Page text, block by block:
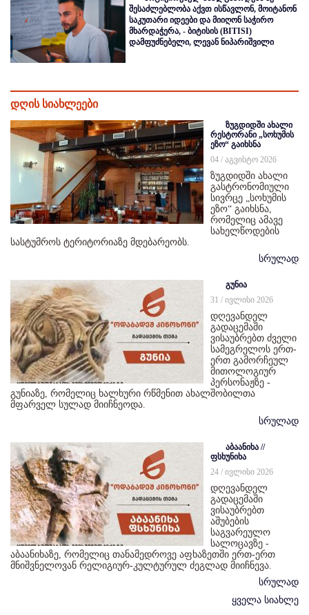
შესაძლებლობა აქვთ ისწავლონ, მოიტანონ
საკუთარი იდეები და მიიღონ საჭირო
მხარდაჭერა, - ბიტისის (BITISI)
დამფუძნებელი, ლევან ნიპარიშვილი
დღის სიახლეები
ზუგდიდში ახალი
რესტორანი „სოხუმის
ეზო“ გაიხსნა
04 / აგვისტო 2026
ზუგდიდში ახალი
გასტრონომიული
სივრცე „სოხუმის
ეზო“ გაიხსნა,
რომელიც ამავე
სახელწოდების
სასტუმროს ტერიტორიაზე მდებარეობს.
სრულად
გუნია
31 / ივლისი 2026
დღევანდელ
გადაცემაში
ვისაუბრებთ ძველი
სამეგრელოს ერთ-
ერთ გამორჩეულ
მითოლოგიურ
პერსონაჟზე -
გუნიაზე, რომელიც ხალხური რწმენით ახალშობილთა
მფარველ სულად მიიჩნეოდა.
სრულად
აბაანიხა //
ფსხუნიხა
24 / ივლისი 2026
დღევანდელ
გადაცემაში
ვისაუბრებთ
აშუბების
საგვარეულო
სალოცავზე -
აბაანიხაზე, რომელიც თანამედროვე აფხაზეთში ერთ-ერთ
მნიშვნელოვან რელიგიურ-კულტურულ ძეგლად მიიჩნევა.
სრულად
ყველა სიახლე